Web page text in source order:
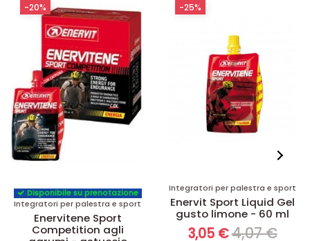
Disponibile su prenotazione
Integratori per palestra e sport
Enervitene Sport
Competition agli
-20%
Integratori per palestra e sport
Enervit Sport Liquid Gel
gusto limone - 60 ml
3,05 €4,07 €
-25%